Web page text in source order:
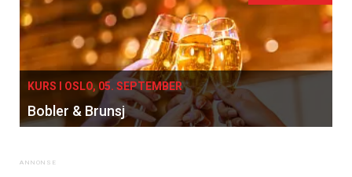
KURS I OSLO, 05. SEPTEMBER
Bobler & Brunsj